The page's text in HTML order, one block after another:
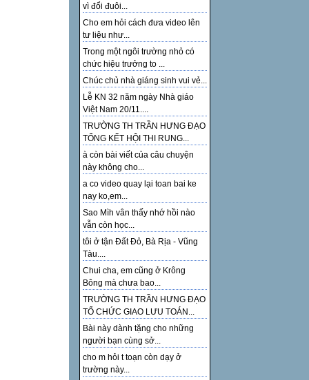
vì đổi đuôi...
Cho em hỏi cách đưa video lên
tư liệu như...
Trong một ngôi trường nhỏ có
chức hiệu trưởng to ...
Chúc chủ nhà giáng sinh vui vẻ...
Lễ KN 32 năm ngày Nhà giáo
Việt Nam 20/11....
TRƯỜNG TH TRẦN HƯNG ĐẠO
TỔNG KẾT HỘI THI RUNG...
à còn bài viết của câu chuyện
này không cho...
a co video quay lại toan bai ke
nay ko,em...
Sao Mìh vân thấy nhớ hồi nào
vẫn còn học...
tôi ở tận Đất Đỏ, Bà Rịa - Vũng
Tàu....
Chui cha, em cũng ở Krông
Bông mà chưa bao...
TRƯỜNG TH TRẦN HƯNG ĐẠO
TỔ CHỨC GIAO LƯU TOÁN...
Bài này dành tặng cho những
người bạn cùng sở...
cho m hỏi t toạn còn dạy ở
trường này...